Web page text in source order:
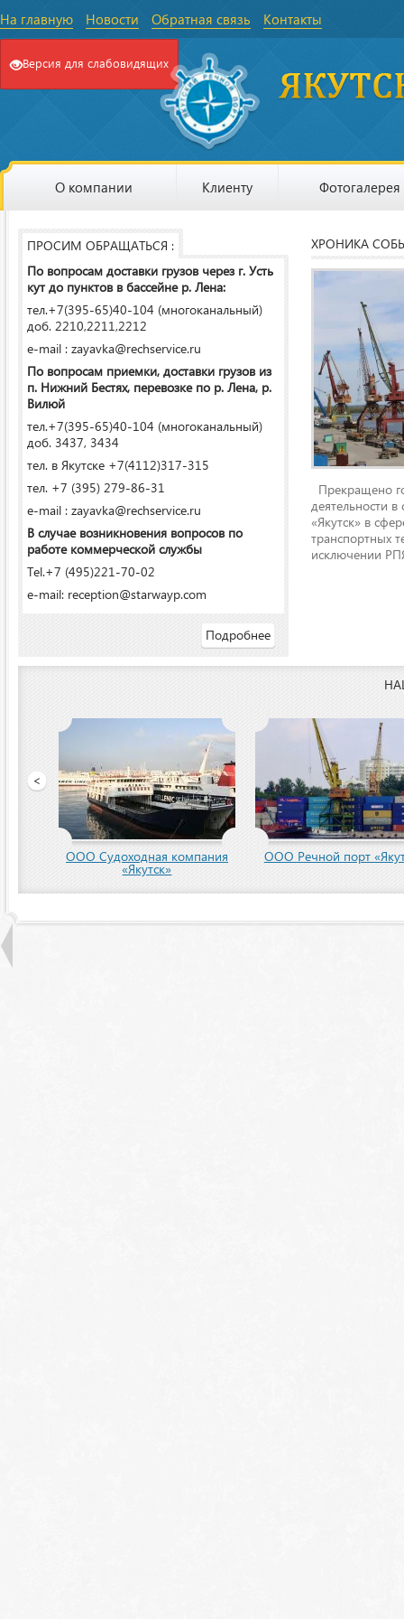
На главную Новости Обратная связь Контакты
Версия для слабовидящих
О компании Клиенту Фотогалерея
ПРОСИМ ОБРАЩАТЬСЯ :
По вопросам доставки грузов через г. Усть
кут до пунктов в бассейне р. Лена:
тел.+7(395-65)40-104 (многоканальный)
доб. 2210,2211,2212
e-mail : zayavka@rechservice.ru
По вопросам приемки, доставки грузов из
п. Нижний Бестях, перевозке по р. Лена, р.
Вилюй
тел.+7(395-65)40-104 (многоканальный)
доб. 3437, 3434
тел. в Якутске +7(4112)317-315
тел. +7 (395) 279-86-31
e-mail : zayavka@rechservice.ru
В случае возникновения вопросов по
работе коммерческой службы
Tel.+7 (495)221-70-02
e-mail: reception@starwayp.com
Подробнее
ХРОНИКА
Прекращено
деятельности
«Якутск» в
транспортных
исключении
<
ООО Судоходная компания
«Якутск»
ООО Речной порт